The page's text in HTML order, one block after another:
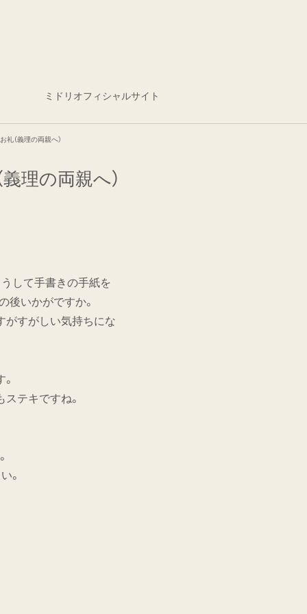
ミドリオフィシャルサイト
礼（義理の両親へ）
理の両親へ）
して手書きの手紙を
後いかがですか。
がすがしい気持ちにな
テキですね。
。